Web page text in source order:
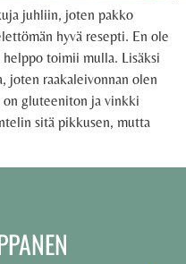
juhliin, joten pakko
hyvä resepti. En ole
toimii mulla. Lisäksi
joten raakaleivonnan olen
on gluteeniton ja vinkki
sitä pikkusen, mutta